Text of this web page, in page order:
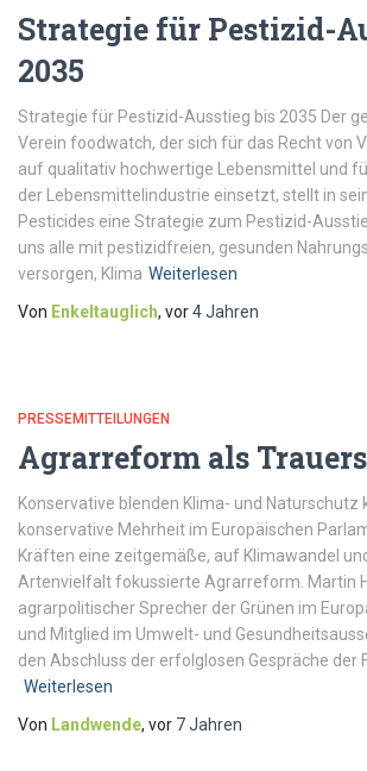
Strategie für Pestizid-
2035
Strategie für Pestizid-Ausstieg bis 2035 Der
Verein foodwatch, der sich für das Recht von
auf qualitativ hochwertige Lebensmittel und
der Lebensmittelindustrie einsetzt, stellt in
Pesticides eine Strategie zum Pestizid-
uns alle mit pestizidfreien, gesunden
versorgen, Klima Weiterlesen
Von Enkeltauglich, vor4 Jahren
PRESSEMITTEILUNGEN
Agrarreform als
Konservative blenden Klima- und Naturschutz
konservative Mehrheit im Europäischen
Kräften eine zeitgemäße, auf Klimawandel
Artenvielfalt fokussierte Agrarreform. Martin
agrarpolitischer Sprecher der Grünen im
und Mitglied im Umwelt- und
den Abschluss der erfolglosen Gespräche der
Weiterlesen
Von Landwende, vor 7 Jahren